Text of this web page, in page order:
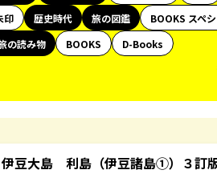
印 歴史時代 旅の図鑑
BOOKS スペ
の読み物 BOOKS
D-Books
大島 利島（伊豆諸島①）３訂